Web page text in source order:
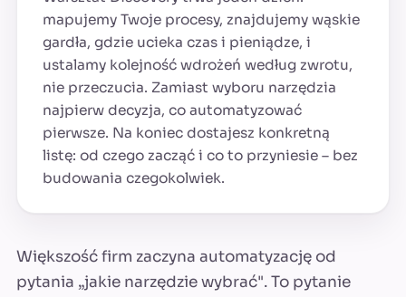
mapujemy Twoje procesy, znajdujemy wąskie
gardła, gdzie ucieka czas i pieniądze, i
ustalamy kolejność wdrożeń według zwrotu,
nie przeczucia. Zamiast wyboru narzędzia
najpierw decyzja, co automatyzować
pierwsze. Na koniec dostajesz konkretną
listę: od czego zacząć i co to przyniesie – bez
budowania czegokolwiek.
Większość firm zaczyna automatyzację od
pytania „jakie narzędzie wybrać". To pytanie